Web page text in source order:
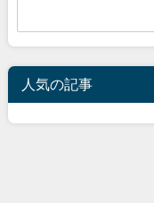
人気の記事